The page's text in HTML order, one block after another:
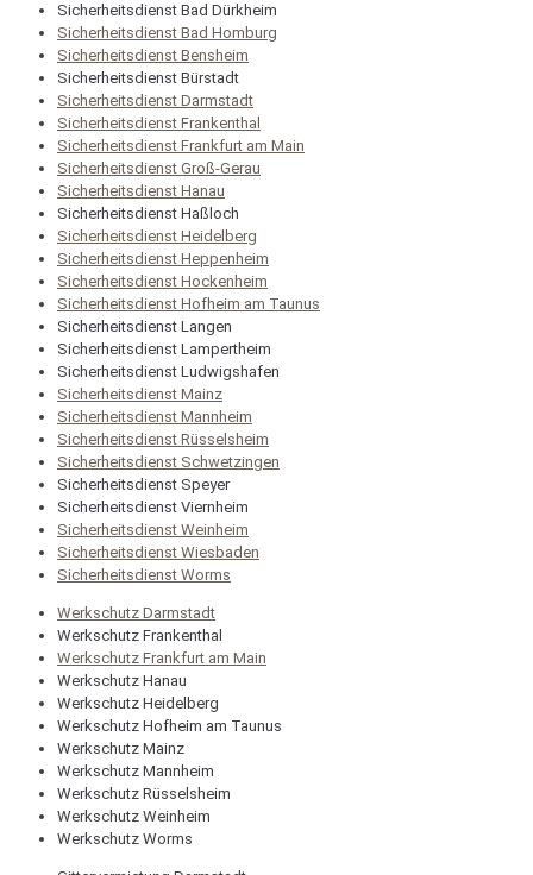
Sicherheitsdienst Bad Dürkheim
Sicherheitsdienst Bad Homburg
Sicherheitsdienst Bensheim
Sicherheitsdienst Bürstadt
Sicherheitsdienst Darmstadt
Sicherheitsdienst Frankenthal
Sicherheitsdienst Frankfurt am Main
Sicherheitsdienst Groß-Gerau
Sicherheitsdienst Hanau
Sicherheitsdienst Haßloch
Sicherheitsdienst Heidelberg
Sicherheitsdienst Heppenheim
Sicherheitsdienst Hockenheim
Sicherheitsdienst Hofheim am Taunus
Sicherheitsdienst Langen
Sicherheitsdienst Lampertheim
Sicherheitsdienst Ludwigshafen
Sicherheitsdienst Mainz
Sicherheitsdienst Mannheim
Sicherheitsdienst Rüsselsheim
Sicherheitsdienst Schwetzingen
Sicherheitsdienst Speyer
Sicherheitsdienst Viernheim
Sicherheitsdienst Weinheim
Sicherheitsdienst Wiesbaden
Sicherheitsdienst Worms
Werkschutz Darmstadt
Werkschutz Frankenthal
Werkschutz Frankfurt am Main
Werkschutz Hanau
Werkschutz Heidelberg
Werkschutz Hofheim am Taunus
Werkschutz Mainz
Werkschutz Mannheim
Werkschutz Rüsselsheim
Werkschutz Weinheim
Werkschutz Worms